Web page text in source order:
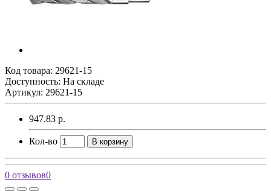
Код товара: 29621-15
Доступность: На складе
Артикул: 29621-15
947.83 р.
Кол-во В корзину
0 отзывов0